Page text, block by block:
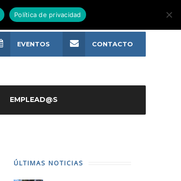
EMPLEAD@S
EVENTOS CONTACTO
ÚLTIMAS NOTICIAS
Política de privacidad